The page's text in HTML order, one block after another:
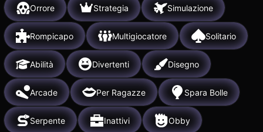
Orrore Strategia Simulazione
Rompicapo Multigiocatore Solitario
Abilità Divertenti Disegno
Arcade Per Ragazze Spara Bolle
Serpente Inattivi Obby